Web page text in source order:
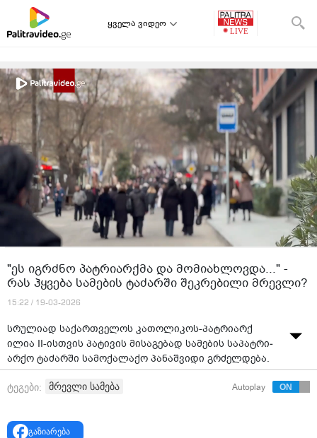
ყველა ვიდეო
"ეს იგრძნო პატრიარქმა და მომიახლოვდა..." -
რას ჰყვება სამების ტაძარში შეკრებილი მრევლი?
15:22 / 19-03-2026
სრუ­ლი­ად სა­ქარ­თვე­ლოს კა­თო­ლი­კოს-პატ­რი­არქ
ილია II-ის­თვის პა­ტი­ვის მი­სა­გე­ბად სა­მე­ბის სა­პატ­რი­
არ­ქო ტა­ძარ­ში სა­მო­ქა­ლა­ქო პა­ნაშ­ვი­დი გრძელ­დე­ბა.
ტეგები: მრევლი სამება Autoplay
გაზიარება